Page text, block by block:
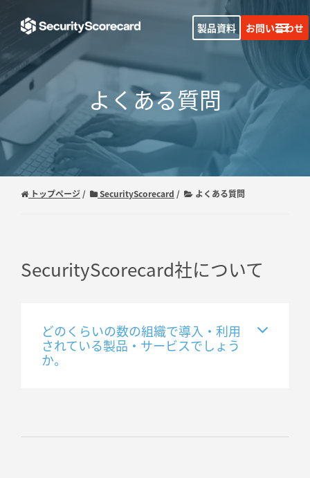
製品資料 お問い合わせ
よくある質問
トップページ SecurityScorecard よくある質問
SecurityScorecard社について
どのくらいの数の組織で導入・利用
されている製品・サービスでしょう
か。